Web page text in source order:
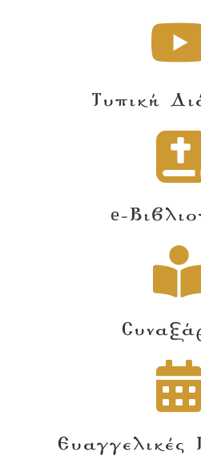
Τυπική
e-
Ευαγγελικές